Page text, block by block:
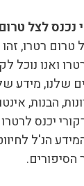
טרום רטרו,
ואנו נוכל
שלנו, מידע
הבנות,
הנ'ל